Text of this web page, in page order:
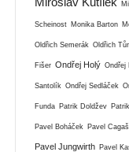
Scheinost Monika Barton
Oldřich Semerák Oldřich
Fišer Ondřej Holý Ondřej
Santolík Ondřej Sedláček
Funda Patrik Doldžev
Pavel Boháček Pavel Cagaš
Pavel Jungwirth Pavel